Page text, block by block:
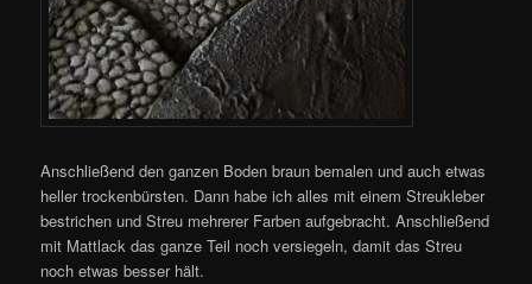
Anschließend den ganzen Boden braun bemalen und auch etwas
heller trockenbürsten. Dann habe ich alles mit einem Streukleber
bestrichen und Streu mehrerer Farben aufgebracht. Anschließend
mit Mattlack das ganze Teil noch versiegeln, damit das Streu
noch etwas besser hält.